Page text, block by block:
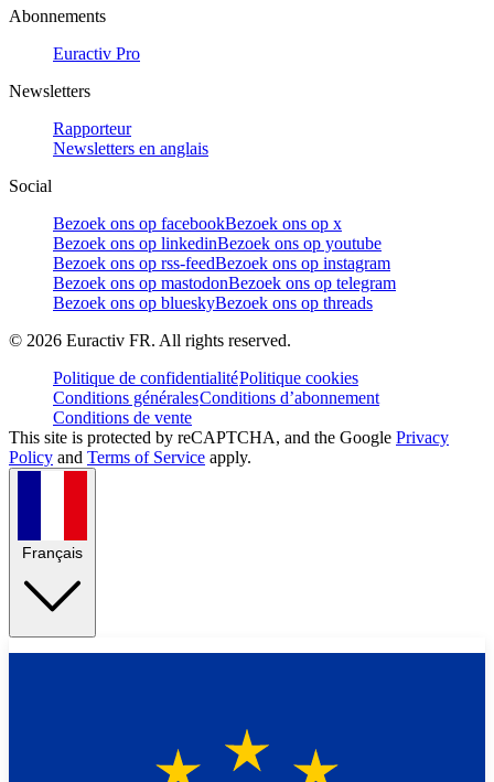
Abonnements
Euractiv Pro
Newsletters
Rapporteur
Newsletters en anglais
Social
Bezoek ons op facebookBezoek ons op x
Bezoek ons op linkedinBezoek ons op youtube
Bezoek ons op rss-feedBezoek ons op instagram
Bezoek ons op mastodonBezoek ons op telegram
Bezoek ons op blueskyBezoek ons op threads
© 2026 Euractiv FR. All rights reserved.
Politique de confidentialitéPolitique cookies
Conditions généralesConditions d’abonnement
Conditions de vente
This site is protected by reCAPTCHA, and the Google Privacy
Policy and Terms of Service apply.
Français